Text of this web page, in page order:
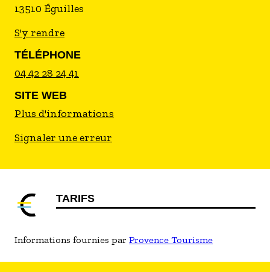
SAUZE, qui a reçu le label Jardin remarquable en
2004, également la tombe du poète Joachim
13510 Éguilles
S'y rendre
TÉLÉPHONE
04 42 28 24 41
SITE WEB
Plus d'informations
Signaler une erreur
TARIFS
Informations fournies par Provence Tourisme